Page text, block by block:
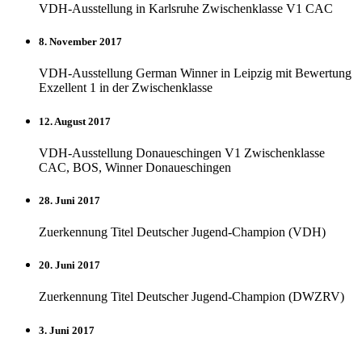
VDH-Ausstellung in Karlsruhe Zwischenklasse V1 CAC
8. November 2017
VDH-Ausstellung German Winner in Leipzig mit Bewertung
Exzellent 1 in der Zwischenklasse
12. August 2017
VDH-Ausstellung Donaueschingen V1 Zwischenklasse
CAC, BOS, Winner Donaueschingen
28. Juni 2017
Zuerkennung Titel Deutscher Jugend-Champion (VDH)
20. Juni 2017
Zuerkennung Titel Deutscher Jugend-Champion (DWZRV)
3. Juni 2017